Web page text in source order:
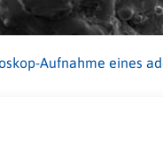
Aufnahme eines